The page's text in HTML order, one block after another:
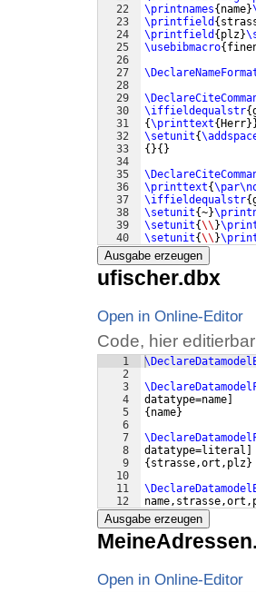
22
23
24
25
26
27
28
29
30
31
32
33
34
35
36
37
38
39
40
41
\printnames{ name}
\printfield {
\printfield { plz}
\usebibmacro{
\iffieldequalstr{
{\printtext{ Herr
\setunit{
{ }{ }
\printtext{
\iffieldequalstr{
\setunit{~}
\setunit{\\ }
\setunit{\\ }
{}{}
Ausgabe erzeugen
ufischer.dbx
Open in Online-Editor
Code, hier
1
2
3
4
5
6
7
8
9
10
11
12
datatype=name
{ name}
datatype=literal
{ strasse,ort,plz}
Ausgabe erzeugen
Open in Online-Editor